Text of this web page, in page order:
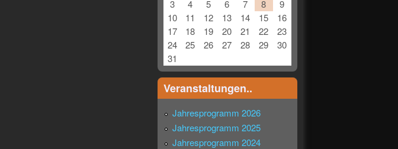
3
4 5 6 7 8
9
10
11 12 13 14 15
16
17
18 19 20 21 22
23
24
25 26 27 28 29
30
31
Veranstaltungen..
Jahresprogramm 2026
Jahresprogramm 2025
Jahresprogramm 2024